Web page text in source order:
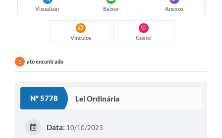
Visualizar Baixar Anexos
Vínculos Gostei
1 ato encontrado
Nº 5778 Lei Ordinária
Data: 10/10/2023